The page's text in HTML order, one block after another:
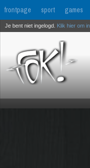
frontpage sport games
Je bent niet ingelogd. Klik hier om